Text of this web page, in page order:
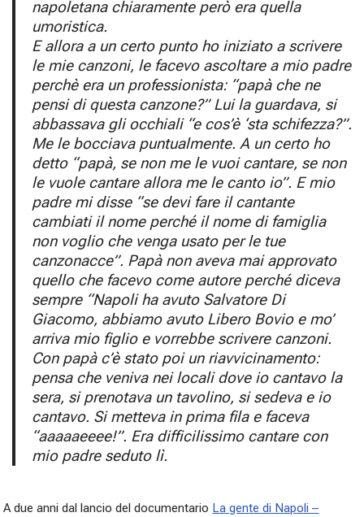
napoletana chiaramente però era quella
umoristica.
E allora a un certo punto ho iniziato a scrivere
le mie canzoni, le facevo ascoltare a mio padre
perchè era un professionista: “papà che ne
pensi di questa canzone?” Lui la guardava, si
abbassava gli occhiali “e cos’è ‘sta schifezza?”.
Me le bocciava puntualmente. A un certo ho
detto “papà, se non me le vuoi cantare, se non
le vuole cantare allora me le canto io”. E mio
padre mi disse “se devi fare il cantante
cambiati il nome perché il nome di famiglia
non voglio che venga usato per le tue
canzonacce”. Papà non aveva mai approvato
quello che facevo come autore perché diceva
sempre “Napoli ha avuto Salvatore Di
Giacomo, abbiamo avuto Libero Bovio e mo’
arriva mio figlio e vorrebbe scrivere canzoni.
Con papà c’è stato poi un riavvicinamento:
pensa che veniva nei locali dove io cantavo la
sera, si prenotava un tavolino, si sedeva e io
cantavo. Si metteva in prima fila e faceva
“aaaaaeeee!”. Era difficilissimo cantare con
mio padre seduto lì.
A due anni dal lancio del documentario La gente di Napoli –